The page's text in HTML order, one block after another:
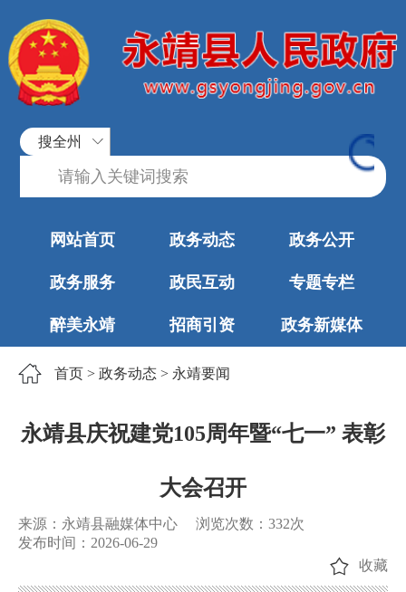
搜全州
网站首页 政务动态 政务公开
政务服务 政民互动 专题专栏
醉美永靖 招商引资 政务新媒体
首页 > 政务动态 > 永靖要闻
永靖县庆祝建党105周年暨“七一” 表彰
大会召开
来源：永靖县融媒体中心 浏览次数： 332次
发布时间：2026-06-29
收藏